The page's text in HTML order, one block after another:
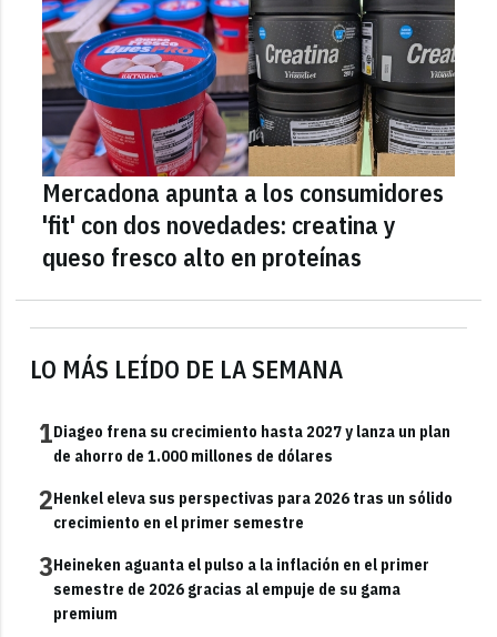
LO MÁS LEÍDO DE LA SEMANA
1Diageo frena su crecimiento hasta 2027 y lanza un plan
de ahorro de 1.000 millones de dólares
2Henkel eleva sus perspectivas para 2026 tras un sólido
crecimiento en el primer semestre
3Heineken aguanta el pulso a la inflación en el primer
semestre de 2026 gracias al empuje de su gama
premium
Mercadona apunta a los consumidores
'fit' con dos novedades: creatina y
queso fresco alto en proteínas